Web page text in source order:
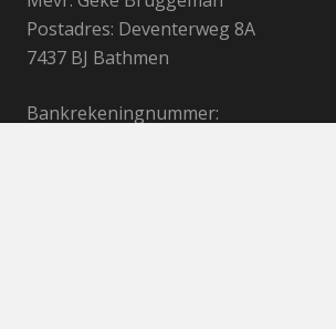
Postadres: Deventerweg 8A
7437 BJ Bathmen
Bankrekeningnummer: